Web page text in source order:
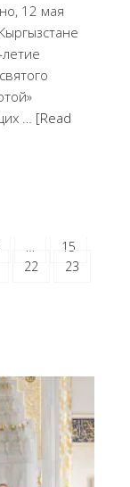
12 мая
… [Read
…
15
22
23